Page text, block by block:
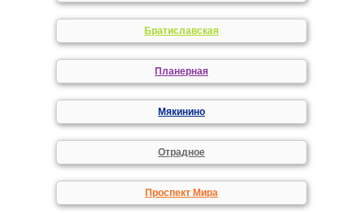
Братиславская
Планерная
Мякинино
Отрадное
Проспект Мира